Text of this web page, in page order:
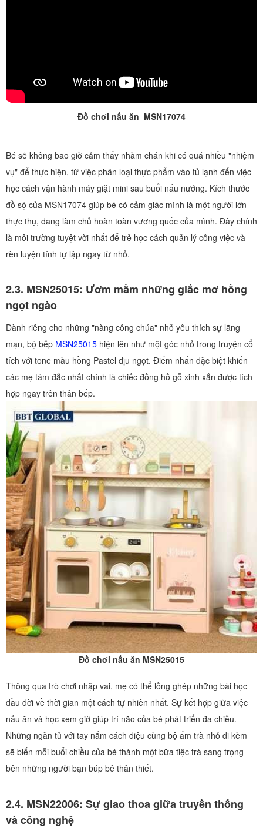
Đồ chơi nấu ăn MSN17074
Bé sẽ không bao giờ cảm thấy nhàm chán khi có quá nhiều "nhiệm
vụ" để thực hiện, từ việc phân loại thực phẩm vào tủ lạnh đến việc
học cách vận hành máy giặt mini sau buổi nấu nướng. Kích thước
đồ sộ của MSN17074 giúp bé có cảm giác mình là một người lớn
thực thụ, đang làm chủ hoàn toàn vương quốc của mình. Đây chính
là môi trường tuyệt vời nhất để trẻ học cách quản lý công việc và
rèn luyện tính tự lập ngay từ nhỏ.
2.3. MSN25015: Ươm mầm những giấc mơ hồng
ngọt ngào
Dành riêng cho những "nàng công chúa" nhỏ yêu thích sự lãng
mạn, bộ bếp MSN25015 hiện lên như một góc nhỏ trong truyện cổ
tích với tone màu hồng Pastel dịu ngọt. Điểm nhấn đặc biệt khiến
các mẹ tâm đắc nhất chính là chiếc đồng hồ gỗ xinh xắn được tích
hợp ngay trên thân bếp.
Đồ chơi nấu ăn MSN25015
Thông qua trò chơi nhập vai, mẹ có thể lồng ghép những bài học
đầu đời về thời gian một cách tự nhiên nhất. Sự kết hợp giữa việc
nấu ăn và học xem giờ giúp trí não của bé phát triển đa chiều.
Những ngăn tủ với tay nắm cách điệu cùng bộ ấm trà nhỏ đi kèm
sẽ biến mỗi buổi chiều của bé thành một bữa tiệc trà sang trọng
bên những người bạn búp bê thân thiết.
2.4. MSN22006: Sự giao thoa giữa truyền thống
và công nghệ